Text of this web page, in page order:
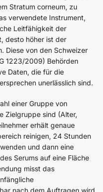
Stratum corneum, zu
verwendete Instrument,
Leitfähigkeit der
desto höher ist der
Diese von den Schweizer
1223/2009) Behörden
Daten, die für die
unerlässlich sind.
einer Gruppe von
Zielgruppe sind (Alter,
erhält genaue
reinigen, 24 Stunden
und dann eine
Serums auf eine Fläche
misst das
nach dem Auftragen wird